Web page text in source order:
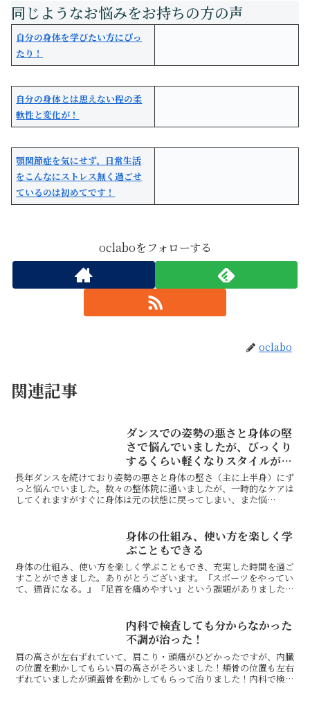
自分の身体を学びたい方にぴっ
たり！
自分の身体とは思えない程の柔
軟性と変化が！
顎関節症を気にせず、日常生活
をこんなにストレス無く過ごせ
ているのは初めてです！
oclaboをフォローする
oclabo
関連記事
ダンスでの姿勢の悪さと身体の堅
さで悩んでいましたが、びっくり
するくらい軽くなりスタイルが良
くなった
長年ダンスを続けており姿勢の悪さと身体の堅さ（主に上半身）にず
っと悩んでいました。数々の整体院に通いましたが、一時的なケアは
してくれますがすぐに身体は元の状態に戻ってしまい、また悩
身体の仕組み、使い方を楽しく学
ぶこともできる
身体の仕組み、使い方を楽しく学ぶこともでき、充実した時間を過ご
すことができました。ありがとうございます。『スポーツをやってい
て、猫背になる。』『足首を痛めやすい』という課題がありました
内科で検査しても分からなかった
不調が治った！
肩の高さが左右ずれていて、肩こり・頭痛がひどかったですが、内臓
の位置を動かしてもらい肩の高さがそろいました！頬骨の位置も左右
ずれていましたが頭蓋骨を動かしてもらって治りました！内科で検査